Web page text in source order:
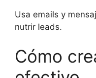
Usa emails y
nutrir leads.
Cómo